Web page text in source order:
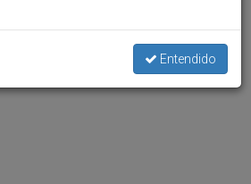
Entendido